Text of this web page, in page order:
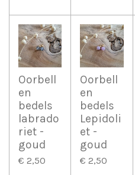
Oorbell
en
bedels
labrado
riet -
goud
€ 2,50
Oorbell
en
bedels
Lepidoli
et -
goud
€ 2,50